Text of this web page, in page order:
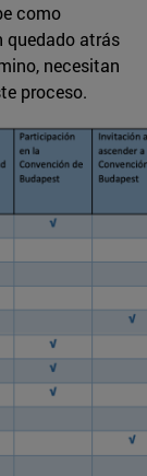
como
quedado atrás
necesitan
proceso.